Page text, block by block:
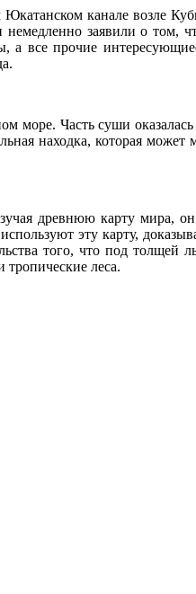
Юкатанском канале возле
заявили о том,
а все прочие
море. Часть суши
находка, которая может
древнюю карту мира,
эту карту,
того, что под толщей
леса.